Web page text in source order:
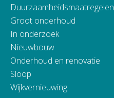
Duurzaamheidsmaatregelen
Groot onderhoud
In onderzoek
Nieuwbouw
Onderhoud en renovatie
Sloop
Wijkvernieuwing